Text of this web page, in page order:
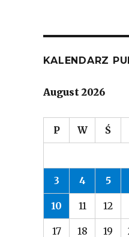
KALENDARZ
August 2026
P W Ś
3 4 5
10 11 12
17 18 19